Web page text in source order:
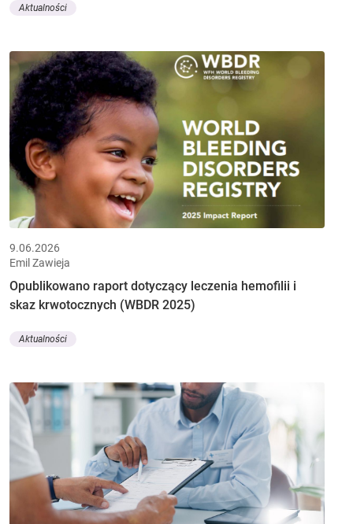
Aktualności
9.06.2026
Emil Zawieja
Opublikowano raport dotyczący leczenia hemofilii i
skaz krwotocznych (WBDR 2025)
Aktualności